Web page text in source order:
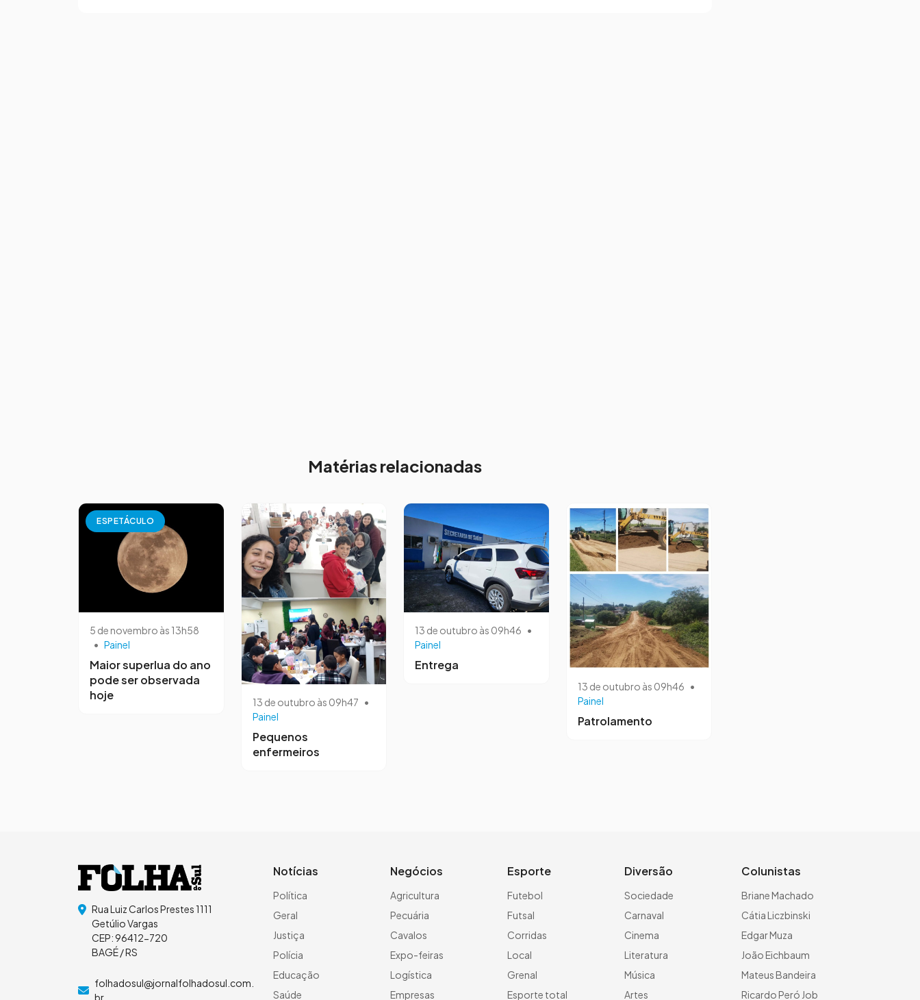
Matérias relacionadas
ESPETÁCULO
5 de novembro às 13h58
• Painel
Maior superlua do ano
pode ser observada
hoje
13 de outubro às 09h47 •
Painel
Pequenos
enfermeiros
13 de outubro às 09h46 •
Painel
Entrega
13 de outubro às 09h46 •
Painel
Patrolamento
Rua Luiz Carlos Prestes 1111
Getúlio Vargas
CEP: 96412-720
BAGÉ / RS
folhadosul@jornalfolhadosul.com.
br
Notícias
Política
Geral
Justiça
Polícia
Educação
Saúde
Negócios
Agricultura
Pecuária
Cavalos
Expo-feiras
Logística
Empresas
Esporte
Futebol
Futsal
Corridas
Local
Grenal
Esporte total
Diversão
Sociedade
Carnaval
Cinema
Literatura
Música
Artes
Colunistas
Briane Machado
Cátia Liczbinski
Edgar Muza
João Eichbaum
Mateus Bandeira
Ricardo Peró Job